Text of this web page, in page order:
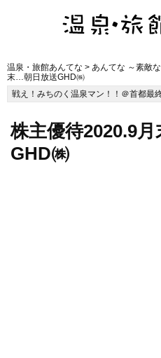
温泉・旅館あんてな > あんてな ～素敵
末…朝日放送GHD㈱
戦え！みちのく温泉マン！！＠首都最
株主優待2020.9
GHD㈱